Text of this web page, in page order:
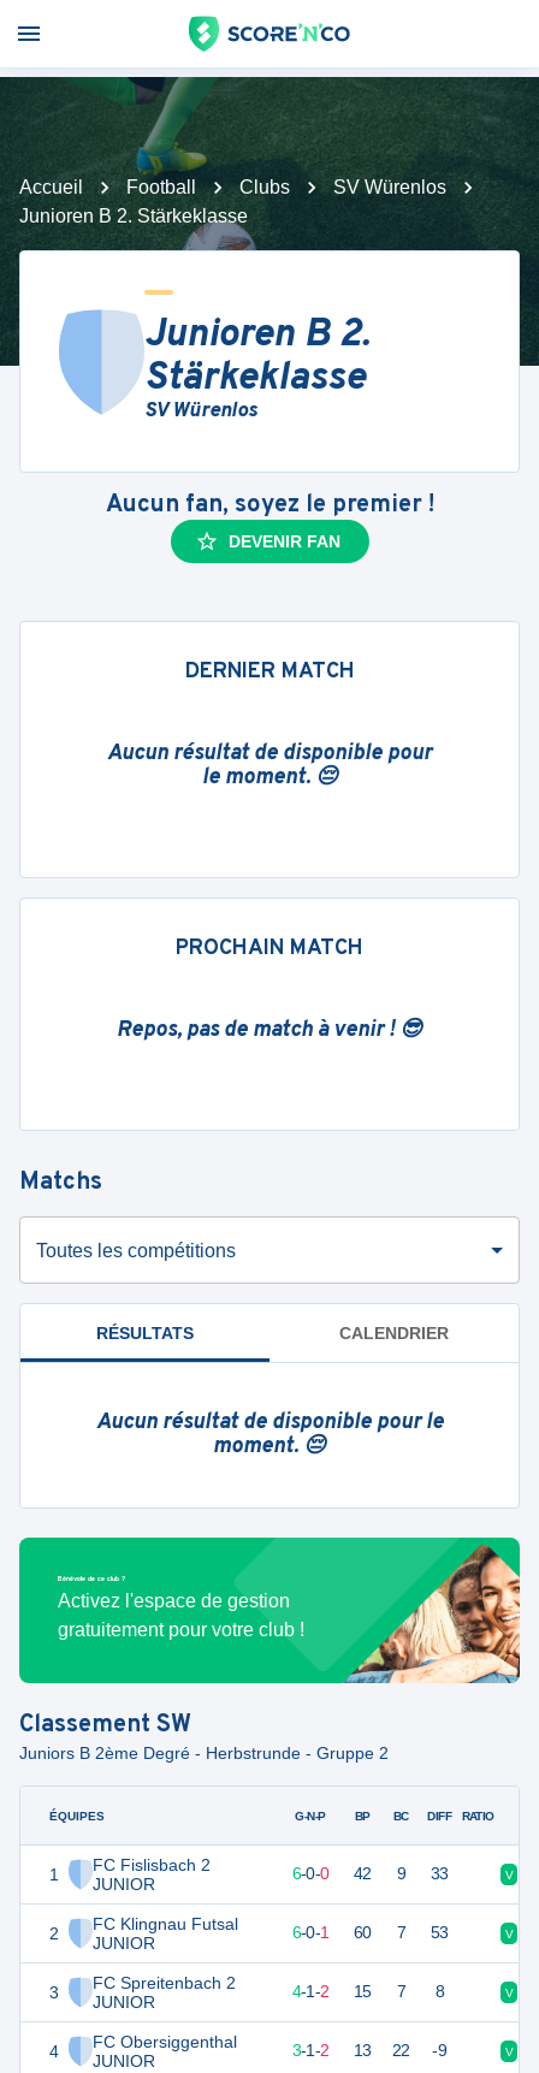
Accueil Football Clubs
SV Würenlos
Junioren B 2. Stärkeklasse
Junioren B 2.
Stärkeklasse
SV Würenlos
Aucun fan, soyez le premier !
DEVENIR FAN
DERNIER MATCH
Aucun résultat de disponible pour
le moment. 😔
PROCHAIN MATCH
Repos, pas de match à venir ! 😎
Matchs
Toutes les compétitions
RÉSULTATS CALENDRIER
Aucun résultat de disponible pour le
moment. 😔
Bénévole de ce club ?
Activez l'espace de gestion
gratuitement pour votre club !
Classement SW
Juniors B 2ème Degré - Herbstrunde - Gruppe 2
ÉQUIPES
1
FC Fislisbach 2
JUNIOR
2
FC Klingnau Futsal
JUNIOR
3
FC Spreitenbach 2
JUNIOR
4
FC Obersiggenthal
JUNIOR
G-N-P BP BC DIFF RATIO
6-0-0 42 9 33 V
18 6-0-1 60 7 53 V
13 4-1-2 15 7 8 V
10 3-1-2 13 22 -9 V